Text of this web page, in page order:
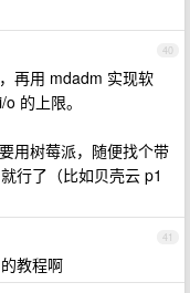
40
再用 mdadm 实现软
的上限。
用树莓派，随便找个带
行了（比如贝壳云 p1
41
教程啊